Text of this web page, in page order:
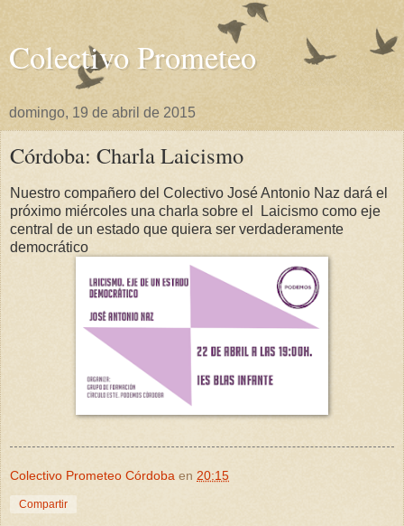
Colectivo Prometeo
domingo, 19 de abril de 2015
Córdoba: Charla Laicismo
Nuestro compañero del Colectivo José Antonio Naz dará el
próximo miércoles una charla sobre el Laicismo como eje
central de un estado que quiera ser verdaderamente
democrático
Colectivo Prometeo Córdoba en 20:15
Compartir